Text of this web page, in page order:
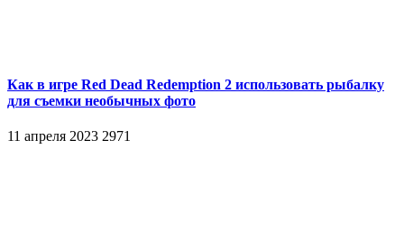
Как в игре Red Dead Redemption 2 использовать рыбалку
для съемки необычных фото
11 апреля 2023 2971